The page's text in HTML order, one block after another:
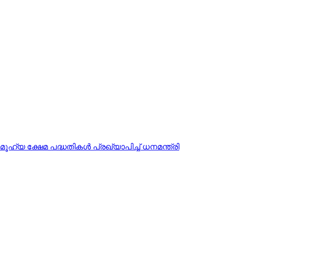
ക്ഷേമ പദ്ധതികൾ പ്രഖ്യാപിച്ച് ധനമന്ത്രി